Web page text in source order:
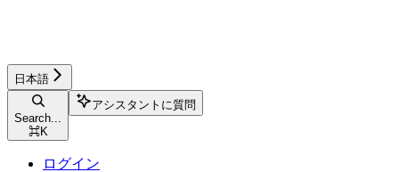
日本語
Search...
⌘K
アシスタントに質問
ログイン